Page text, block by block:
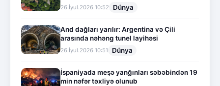
26.İyul.2026 10:52 Dünya
And dağları yarılır: Argentina və Çili
arasında nəhəng tunel layihəsi
26.İyul.2026 10:51 Dünya
İspaniyada meşə yanğınları səbəbindən 19
min nəfər təxliyə olunub